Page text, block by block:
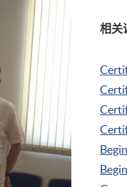
相关